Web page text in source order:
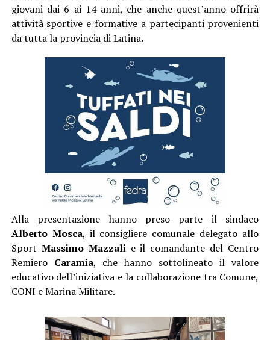
giovani dai 6 ai 14 anni, che anche quest’anno offrirà
attività sportive e formative a partecipanti provenienti
da tutta la provincia di Latina.
Alla presentazione hanno preso parte il sindaco
Alberto Mosca, il consigliere comunale delegato allo
Sport Massimo Mazzalie il comandante del Centro
Remiero Caramia, che hanno sottolineato il valore
educativo dell’iniziativa e la collaborazione tra Comune,
CONI e Marina Militare.